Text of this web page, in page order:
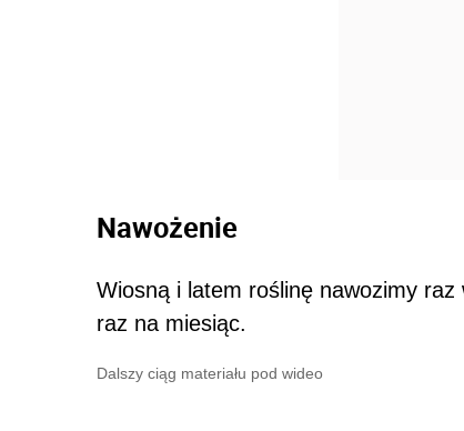
Nawożenie
Wiosną i latem roślinę nawozimy
raz na miesiąc.
Dalszy ciąg materiału pod wideo